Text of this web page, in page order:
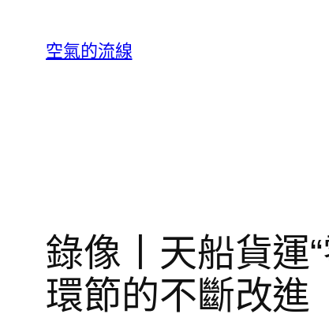
空氣的流線
錄像丨天船貨運
環節的不斷改進